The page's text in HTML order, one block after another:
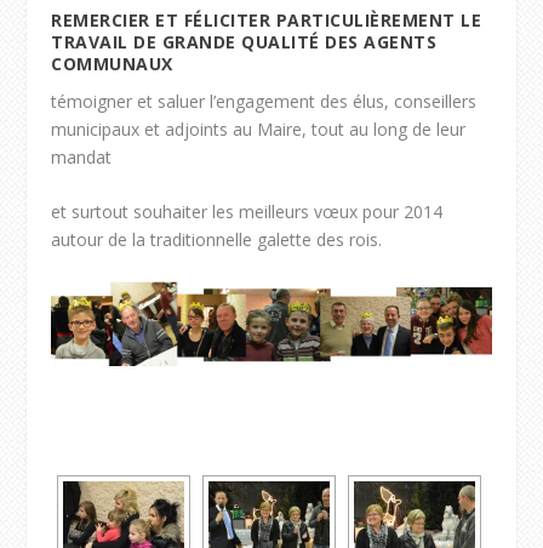
REMERCIER ET FÉLICITER PARTICULIÈREMENT LE
TRAVAIL DE GRANDE QUALITÉ DES AGENTS
COMMUNAUX
témoigner et saluer l’engagement des élus, conseillers
municipaux et adjoints au Maire, tout au long de leur
mandat
et surtout souhaiter les meilleurs vœux pour 2014
autour de la traditionnelle galette des rois.